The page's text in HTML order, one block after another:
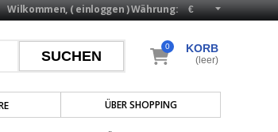
Währung:
Wilkommen, (einloggen)
ÜBER SHOPPING
KORB
0
(leer)